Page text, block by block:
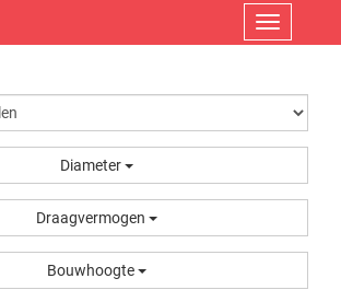
Menu
Diameter
Draagvermogen
Bouwhoogte